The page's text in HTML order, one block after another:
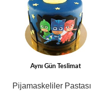
Aynı Gün Teslimat
Pijamaskeliler Pastası